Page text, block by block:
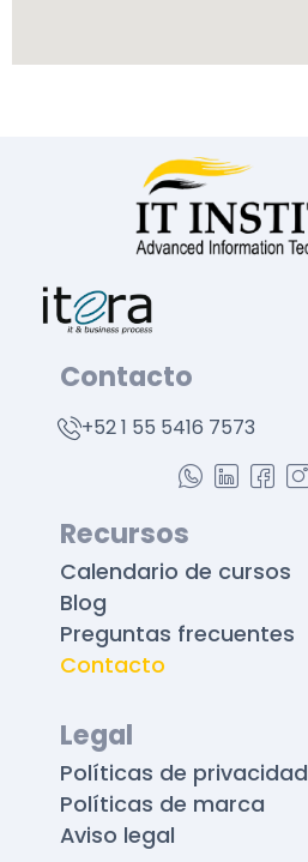
Contacto
+52 1 55 5416 7573
Recursos
Calendario de cursos
Blog
Preguntas frecuentes
Contacto
Legal
Políticas de privacidad
Políticas de marca
Aviso legal